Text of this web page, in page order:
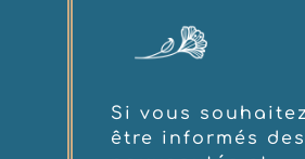
Si vous souhaitez
être informés des